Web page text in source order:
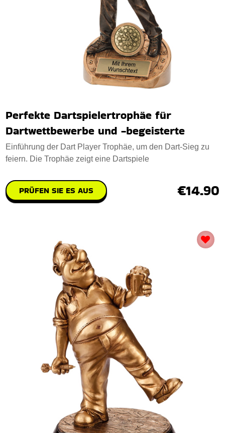
Perfekte Dartspielertrophäe für
Dartwettbewerbe und -begeisterte
Einführung der Dart Player Trophäe, um den Dart-Sieg zu
feiern. Die Trophäe zeigt eine Dartspiele
PRÜFEN SIE ES AUS €14.90